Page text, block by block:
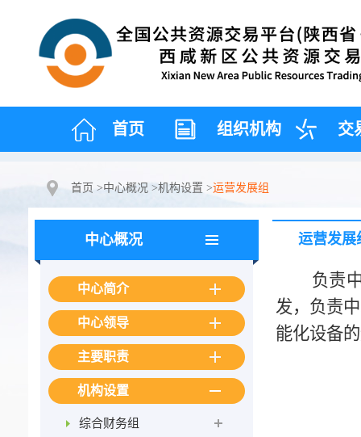
首页 组织机构 交
首页 >中心概况 >机构设置 >运营发展组
中心概况
中心简介
中心领导
主要职责
机构设置
综合财务组
运营发展
负责
发，负责
能化设备